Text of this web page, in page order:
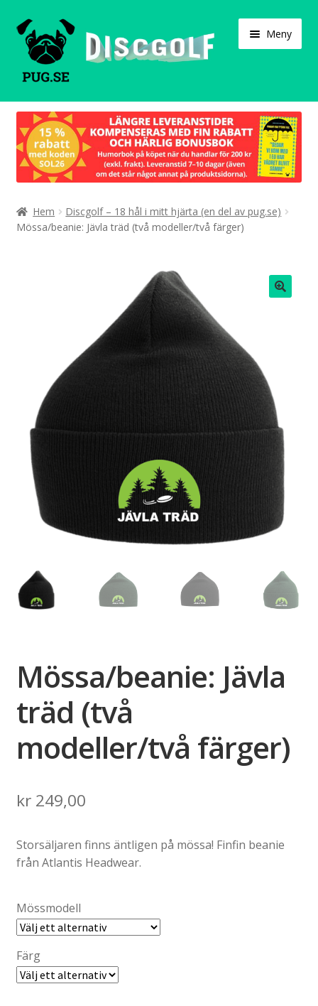
Hoppa
till
navigering
Hoppa
till
innehåll
Meny
Varukorg
Våra produkter
Designa själv!
Böcker
Hem
Discgolf – 18 hål i mitt hjärta (en del av pug.se)
Mössa/beanie: Jävla träd (två modeller/två färger)
Mössa/beanie: Jävla
träd (två
modeller/två färger)
kr249,00
Storsäljaren finns äntligen på mössa! Finfin beanie
från Atlantis Headwear.
Mössmodell
Färg